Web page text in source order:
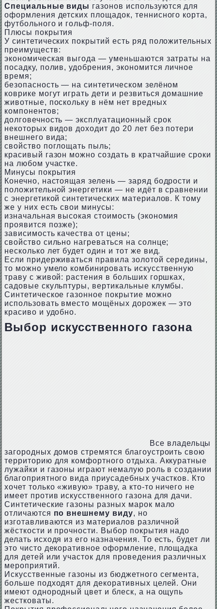
Специальные виды газонов используются для
оформления детских площадок, теннисного корта,
футбольного и гольф-поля.
Плюсы покрытия
У синтетических покрытий есть ряд положительных
преимуществ:
экономическая выгода — уменьшаются затраты на
посадку, полив, удобрения, экономится личное
время;
безопасность — на синтетическом зелёном
коврике могут играть дети и резвиться домашние
животные, поскольку в нём нет вредных
компонентов;
долговечность — эксплуатационный срок
некоторых видов доходит до 20 лет без потери
внешнего вида;
свойство поглощать пыль;
красивый газон можно создать в кратчайшие сроки
на любом участке.
Минусы покрытия
Конечно, настоящая зелень — заряд бодрости и
положительной энергетики — не идёт в сравнении
с энергетикой синтетических материалов. К тому
же у них есть свои минусы:
изначальная высокая стоимость (экономия
проявится позже);
зависимость качества от цены;
свойство сильно нагреваться на солнце;
несколько лет будет один и тот же вид.
Если придерживаться правила золотой середины,
то можно умело комбинировать искусственную
траву с живой: растения в больших горшках,
садовые скульптуры, вертикальные клумбы.
Синтетическое газонное покрытие можно
использовать вместо мощёных дорожек — это
красиво и удобно.
Выбор искусственного газона
Все владельцы
загородных домов стремятся благоустроить свою
территорию для комфортного отдыха. Аккуратные
лужайки и газоны играют немалую роль в создании
благоприятного вида приусадебных участков. Кто
хочет только «живую» траву, а кто-то ничего не
имеет против искусственного газона для дачи.
Синтетические газоны разных марок мало
отличаются по внешнему виду, но
изготавливаются из материалов различной
жёсткости и прочности. Выбор покрытия надо
делать исходя из его назначения. То есть, будет ли
это чисто декоративное оформление, площадка
для детей или участок для проведения различных
мероприятий.
Искусственные газоны из бюджетного сегмента,
больше подходят для декоративных целей. Они
имеют однородный цвет и блеск, а на ощупь
жестковаты.